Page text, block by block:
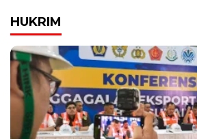
HUKRIM